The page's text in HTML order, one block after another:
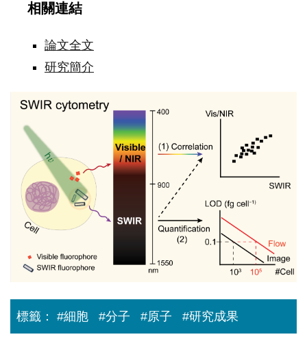
相關連結
論文全文
研究簡介
短
波
胞
術：
定
細
胞
標籤： #細胞 #分子 #原子 #研究成果